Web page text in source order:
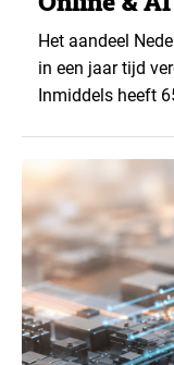
Het aandeel
in een jaar tijd
Inmiddels heeft
van What’s
jaarlijkse
advies over…